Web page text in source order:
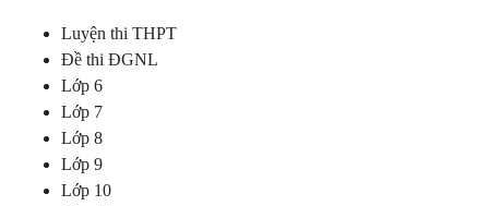
Luyện thi THPT
Đề thi ĐGNL
Lớp 6
Lớp 7
Lớp 8
Lớp 9
Lớp 10